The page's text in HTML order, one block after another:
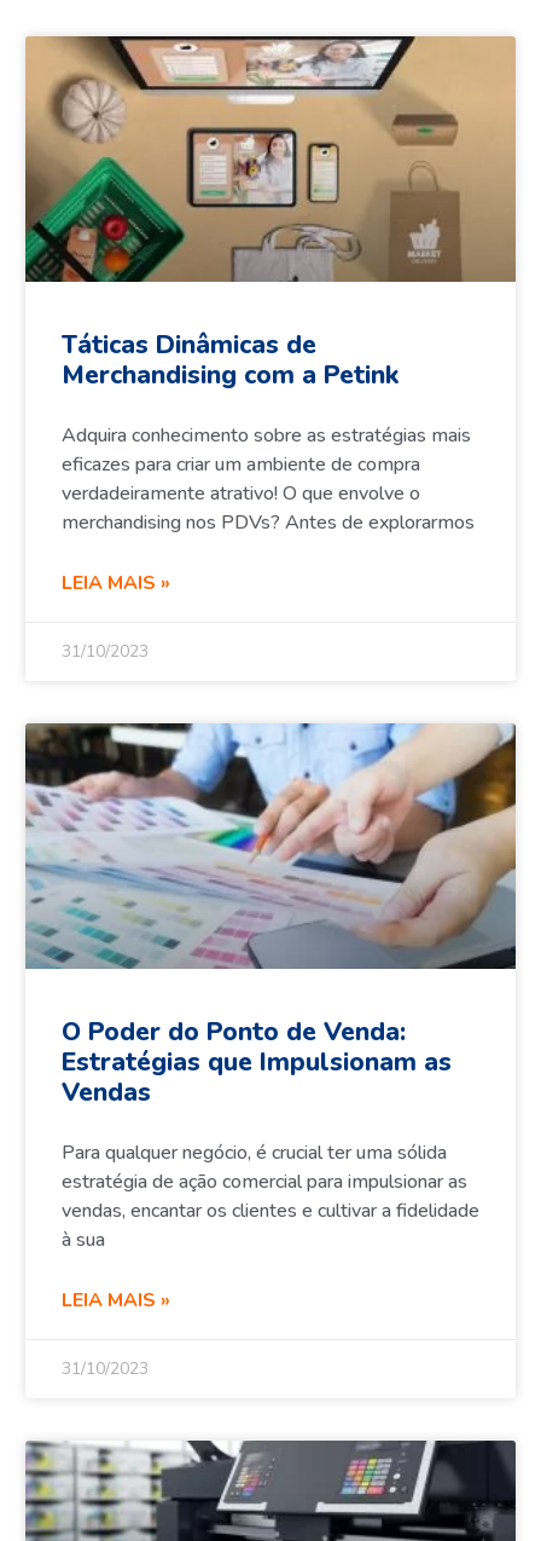
Táticas Dinâmicas de
Merchandising com a Petink
Adquira conhecimento sobre as estratégias mais
eficazes para criar um ambiente de compra
verdadeiramente atrativo! O que envolve o
merchandising nos PDVs? Antes de explorarmos
LEIA MAIS »
31/10/2023
O Poder do Ponto de Venda:
Estratégias que Impulsionam as
Vendas
Para qualquer negócio, é crucial ter uma sólida
estratégia de ação comercial para impulsionar as
vendas, encantar os clientes e cultivar a fidelidade
à sua
LEIA MAIS »
31/10/2023